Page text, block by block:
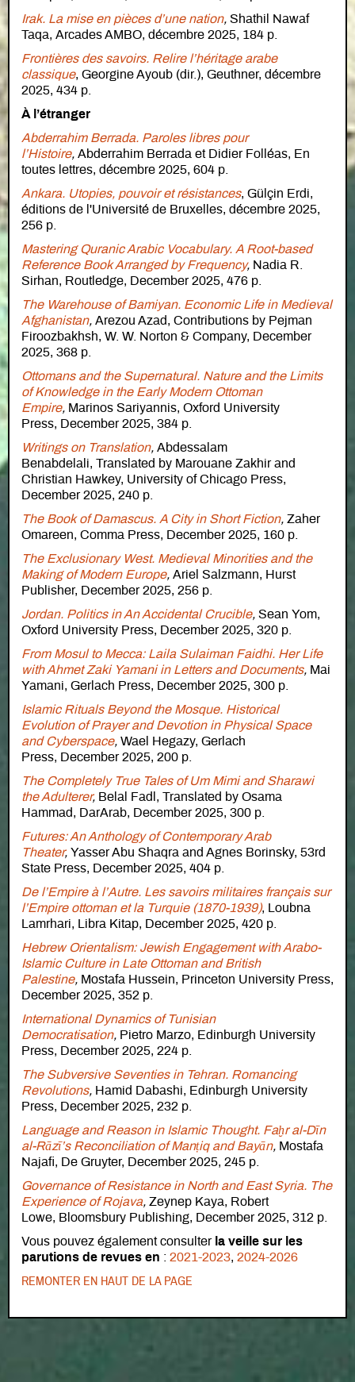
Irak. La mise en pièces d’une nation, Shathil Nawaf
Taqa, Arcades AMBO, décembre 2025, 184 p.
Frontières des savoirs. Relire l’héritage arabe
classique, Georgine Ayoub (dir.), Geuthner, décembre
2025, 434 p.
À l’étranger
Abderrahim Berrada. Paroles libres pour
l’Histoire, Abderrahim Berrada et Didier Folléas, En
toutes lettres, décembre 2025, 604 p.
Ankara. Utopies, pouvoir et résistances, Gülçin Erdi,
éditions de l'Université de Bruxelles, décembre 2025,
256 p.
Mastering Quranic Arabic Vocabulary. A Root-based
Reference Book Arranged by Frequency, Nadia R.
Sirhan, Routledge, December 2025, 476 p.
The Warehouse of Bamiyan. Economic Life in Medieval
Afghanistan, Arezou Azad, Contributions by Pejman
Firoozbakhsh, W. W. Norton & Company, December
2025, 368 p.
Ottomans and the Supernatural. Nature and the Limits
of Knowledge in the Early Modern Ottoman
Empire, Marinos Sariyannis, Oxford University
Press, December 2025, 384 p.
Writings on Translation, Abdessalam
Benabdelali, Translated by Marouane Zakhir and
Christian Hawkey, University of Chicago Press,
December 2025, 240 p.
The Book of Damascus. A City in Short Fiction, Zaher
Omareen, Comma Press, December 2025, 160 p.
The Exclusionary West. Medieval Minorities and the
Making of Modern Europe, Ariel Salzmann, Hurst
Publisher, December 2025, 256 p.
Jordan. Politics in An Accidental Crucible, Sean Yom,
Oxford University Press, December 2025, 320 p.
From Mosul to Mecca: Laila Sulaiman Faidhi. Her Life
with Ahmet Zaki Yamani in Letters and Documents, Mai
Yamani, Gerlach Press, December 2025, 300 p.
Islamic Rituals Beyond the Mosque. Historical
Evolution of Prayer and Devotion in Physical Space
and Cyberspace, Wael Hegazy, Gerlach
Press, December 2025, 200 p.
The Completely True Tales of Um Mimi and Sharawi
the Adulterer, Belal Fadl, Translated by Osama
Hammad, DarArab, December 2025, 300 p.
Futures: An Anthology of Contemporary Arab
Theater, Yasser Abu Shaqra and Agnes Borinsky, 53rd
State Press, December 2025, 404 p.
De l’Empire à l’Autre. Les savoirs militaires français sur
l’Empire ottoman et la Turquie (1870-1939), Loubna
Lamrhari, Libra Kitap, December 2025, 420 p.
Hebrew Orientalism: Jewish Engagement with Arabo-
Islamic Culture in Late Ottoman and British
Palestine, Mostafa Hussein, Princeton University Press,
December 2025, 352 p.
International Dynamics of Tunisian
Democratisation, Pietro Marzo, Edinburgh University
Press, December 2025, 224 p.
The Subversive Seventies in Tehran. Romancing
Revolutions, Hamid Dabashi, Edinburgh University
Press, December 2025, 232 p.
Language and Reason in Islamic Thought. Faḫr al-Dīn
al-Rāzī’s Reconciliation of Manṭiq and Bayān, Mostafa
Najafi, De Gruyter, December 2025, 245 p.
Governance of Resistance in North and East Syria. The
Experience of Rojava, Zeynep Kaya, Robert
Lowe, Bloomsbury Publishing, December 2025, 312 p.
Vous pouvez également consulter la veille sur les
parutions de revues en : 2021-2023, 2024-2026
REMONTER EN HAUT DE LA PAGE